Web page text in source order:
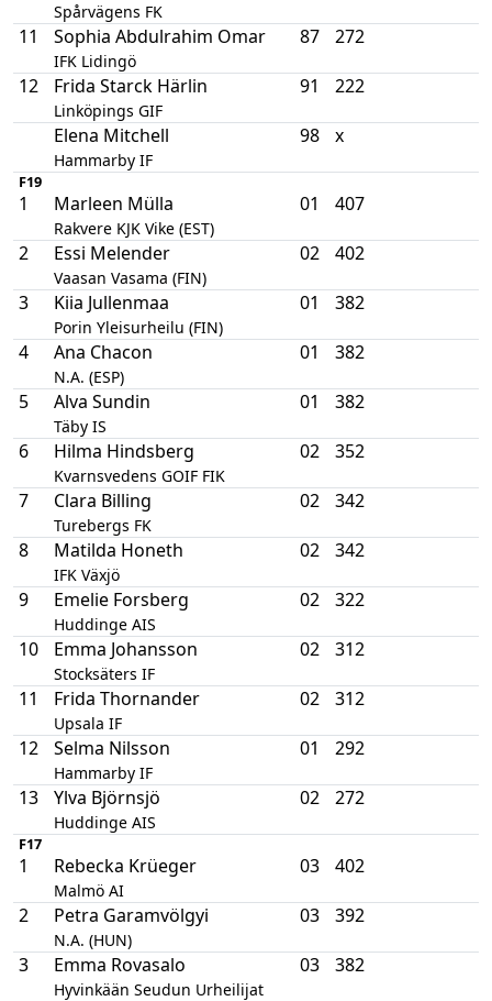
Spårvägens FK
11 Sophia Abdulrahim Omar
IFK Lidingö
87 272
12 Frida Starck Härlin
Linköpings GIF
91 222
Elena Mitchell
Hammarby IF
98 x
F19
1 Marleen Mülla
Rakvere KJK Vike (EST)
01 407
2 Essi Melender
Vaasan Vasama (FIN)
02 402
3 Kiia Jullenmaa
Porin Yleisurheilu (FIN)
01 382
4 Ana Chacon
N.A. (ESP)
01 382
5 Alva Sundin
Täby IS
01 382
6 Hilma Hindsberg
Kvarnsvedens GOIF FIK
02 352
7 Clara Billing
Turebergs FK
02 342
8 Matilda Honeth
IFK Växjö
02 342
9 Emelie Forsberg
Huddinge AIS
02 322
10 Emma Johansson
Stocksäters IF
02 312
11 Frida Thornander
Upsala IF
02 312
12 Selma Nilsson
Hammarby IF
01 292
13 Ylva Björnsjö
Huddinge AIS
02 272
F17
1 Rebecka Krüeger
Malmö AI
03 402
2 Petra Garamvölgyi
N.A. (HUN)
03 392
3 Emma Rovasalo
Hyvinkään Seudun Urheilijat
03 382